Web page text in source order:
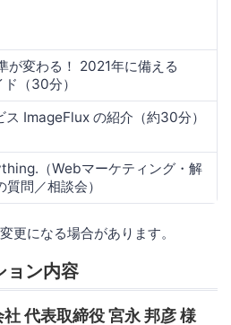
が変わる！ 2021年に備える
（30分）
ス ImageFlux の紹介（約30分）
（Webマーケティング・解
問／相談会）
更になる場合があります。
ョン内容
代表取締役 宮永 邦彦 様